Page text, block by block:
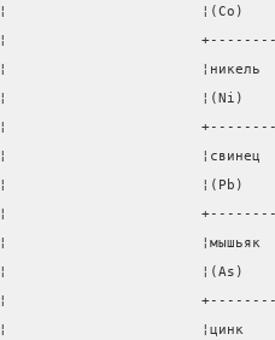
¦                       ¦(Co)
¦                       +----------
¦                       ¦никель
¦                       ¦(Ni)
¦                       +----------
¦                       ¦свинец
¦                       ¦(Pb)
¦                       +----------
¦                       ¦мышьяк
¦                       ¦(As)
¦                       +----------
¦                       ¦цинк